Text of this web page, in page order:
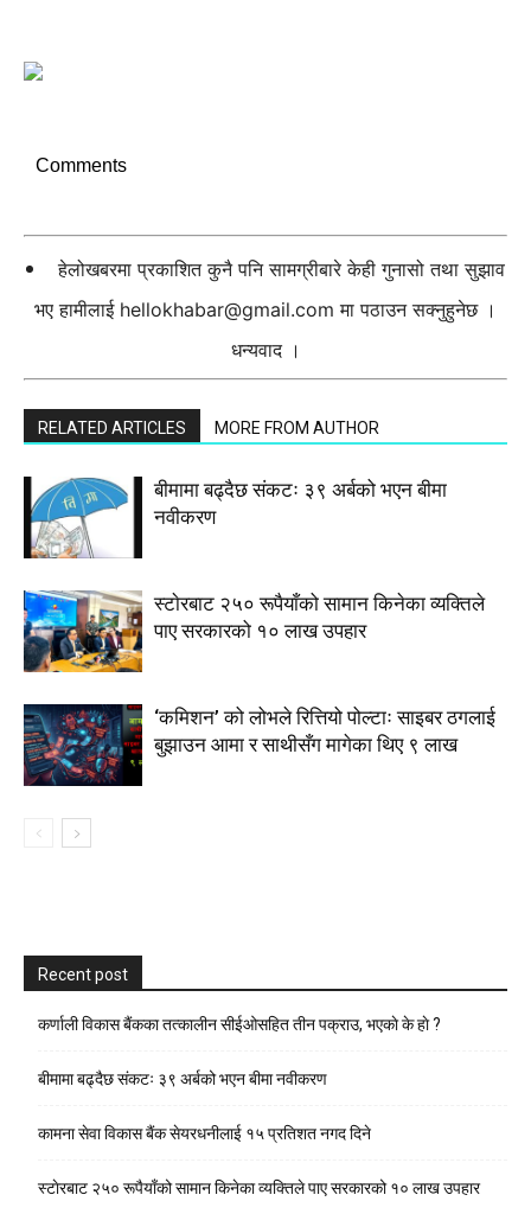
Comments
हेलोखबरमा प्रकाशित कुनै पनि सामग्रीबारे केही गुनासो तथा सुझाव
भए हामीलाई hellokhabar@gmail.com मा पठाउन सक्नुहुनेछ ।
धन्यवाद ।
RELATED ARTICLES MORE FROM AUTHOR
बीमामा बढ्दैछ संकटः ३९ अर्बको भएन बीमा
नवीकरण
स्टाेरबाट २५० रूपैयाँको सामान किनेका व्यक्तिले
पाए सरकारको १० लाख उपहार
‘कमिशन’ को लोभले रित्तियो पोल्टाः साइबर ठगलाई
बुझाउन आमा र साथीसँग मागेका थिए ९ लाख
Recent post
कर्णाली विकास बैंकका तत्कालीन सीईओसहित तीन पक्राउ, भएकाे के हाे ?
बीमामा बढ्दैछ संकटः ३९ अर्बको भएन बीमा नवीकरण
कामना सेवा विकास बैंक सेयरधनीलाई १५ प्रतिशत नगद दिने
स्टाेरबाट २५० रूपैयाँको सामान किनेका व्यक्तिले पाए सरकारको १० लाख उपहार